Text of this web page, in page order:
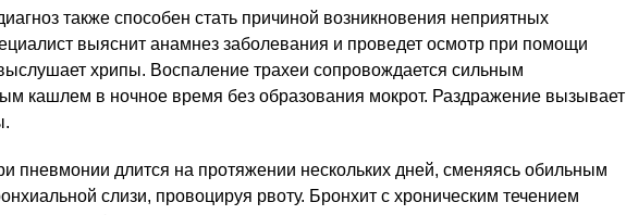
также способен стать причиной возникновения неприятных
выяснит анамнез заболевания и проведет осмотр при помощи
хрипы. Воспаление трахеи сопровождается сильным
кашлем в ночное время без образования мокрот. Раздражение вызывает
пневмонии длится на протяжении нескольких дней, сменяясь обильным
слизи, провоцируя рвоту. Бронхит с хроническим течением